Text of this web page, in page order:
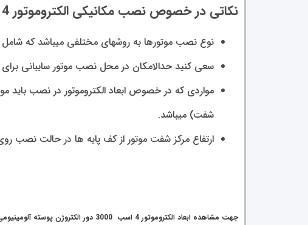
نکاتی در خصوص نصب مکانیکی الکتروموتور 4
نوع نصب موتورها به روشهای مختلفی میباشد که
سعی کنید حدالامکان در محل نصب موتور سایبانی
مواردی که در خصوص ابعاد الکتروموتور در نصب باید
شفت) میباشد.
ارتفاع مرکز شفت موتور از کف پایه ها در حالت نصب
جهت مشاهده ابعاد الکتروموتور 4 اسب 3000 دور الکتروژن پوسته آلومینیومی روی شکل زیر کلیک کنید.